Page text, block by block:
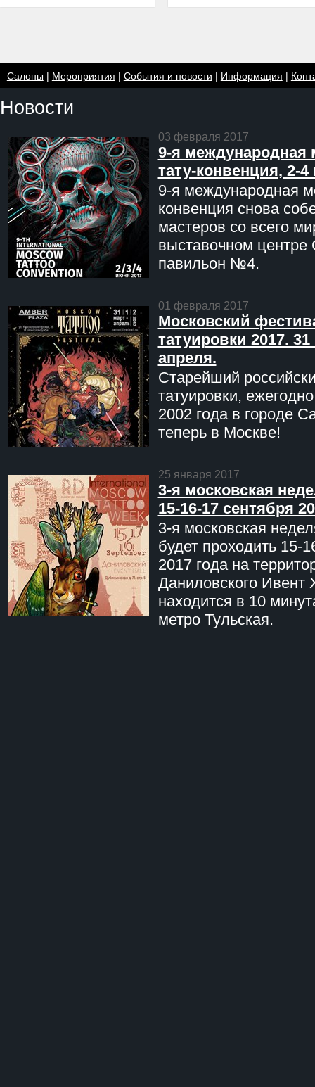
Салоны| Мероприятия | События и новости | Информация |
Новости
03 февраля 2017
9-я международная
тату-конвенция, 2-
9-я международная
конвенция снова
мастеров со всего
выставочном центре
павильон №4.
01 февраля 2017
Московский
татуировки 2017. 31
апреля.
Старейший
татуировки,
2002 года в городе
теперь в Москве!
25 января 2017
3-я московская
15-16-17 сентября
3-я московская
будет проходить 15-
2017 года на
Даниловского Ивент
находится в 10
метро Тульская.